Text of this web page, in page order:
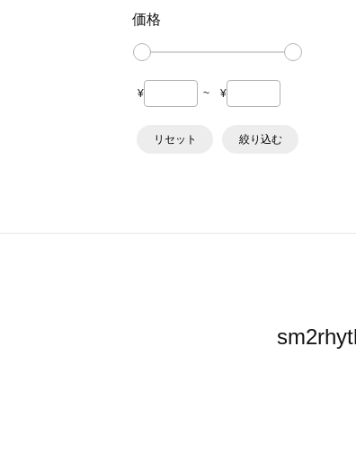
価格
¥ ~ ¥
リセット 絞り込む